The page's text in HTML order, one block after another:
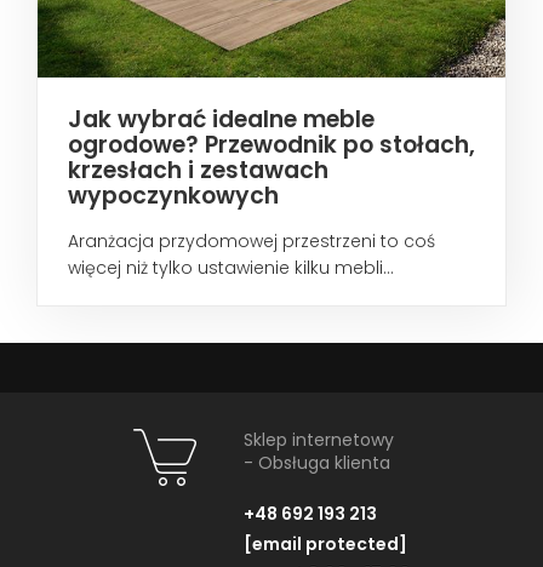
Jak wybrać idealne meble
ogrodowe? Przewodnik po stołach,
krzesłach i zestawach
wypoczynkowych
Aranżacja przydomowej przestrzeni to coś
więcej niż tylko ustawienie kilku mebli...
Sklep internetowy
- Obsługa klienta
+48 692 193 213
[email protected]